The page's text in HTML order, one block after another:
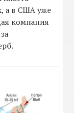
а в США уже
компания